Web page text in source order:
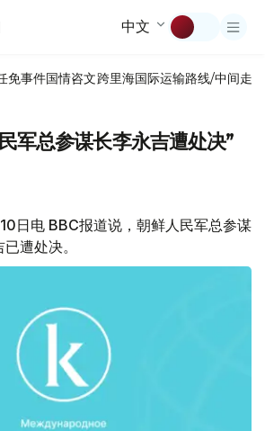
中文
免事件国情咨文跨里海国际运输路线/中间走廊
军总参谋长李永吉遭处决”
日电 BBC报道说，朝鲜人民军总参谋
遭处决。